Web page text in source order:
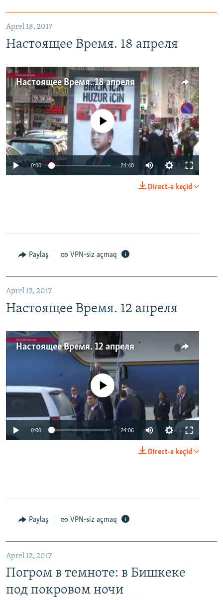
Aprel 18, 2017
Настоящее Время. 18 апреля
Настоящее Время. 18 апреля
No media source currently available
0:00 24:40
Direct-ə keçid
Paylaş VPN-siz açmaq
Aprel 12, 2017
Настоящее Время. 12 апреля
Настоящее Время. 12 апреля
No media source currently available
0:00 24:06
Direct-ə keçid
Paylaş VPN-siz açmaq
Aprel 12, 2017
Погром в темноте: в Бишкеке
под покровом ночи